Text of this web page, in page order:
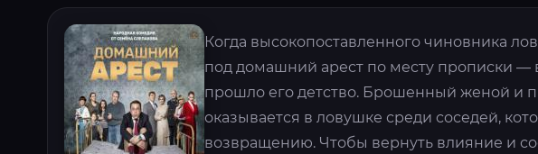
Когда высокопоставленного чиновника
под домашний арест по месту прописки —
прошло его детство. Брошенный женой и
оказывается в ловушке среди соседей,
возвращению. Чтобы вернуть влияние и